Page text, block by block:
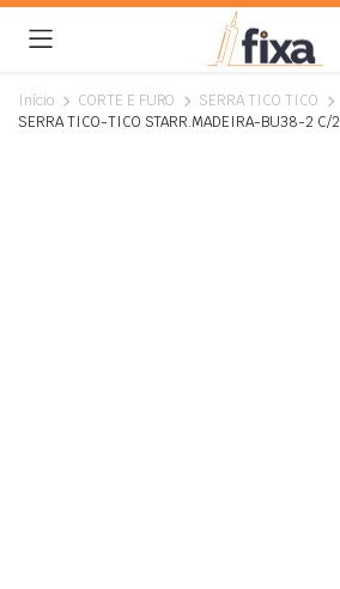
Início CORTE E FURO
SERRA TICO TICO
SERRA TICO-TICO STARR.MADEIRA-BU38-2 C/2